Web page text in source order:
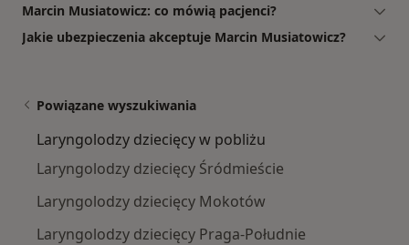
Marcin Musiatowicz: co mówią pacjenci?
Jakie ubezpieczenia akceptuje Marcin Musiatowicz?
Powiązane wyszukiwania
Laryngolodzy dziecięcy w pobliżu
Laryngolodzy dziecięcy Śródmieście
Laryngolodzy dziecięcy Mokotów
Laryngolodzy dziecięcy Praga-Południe